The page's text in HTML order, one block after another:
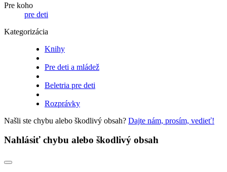
Pre koho
pre deti
Kategorizácia
Knihy
Pre deti a mládež
Beletria pre deti
Rozprávky
Našli ste chybu alebo škodlivý obsah? Dajte nám, prosím, vedieť!
Nahlásiť chybu alebo škodlivý obsah